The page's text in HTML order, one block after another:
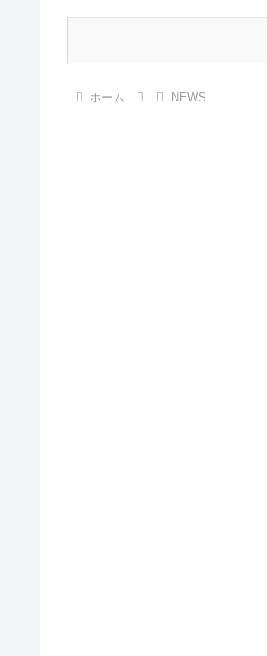
ホーム NEWS